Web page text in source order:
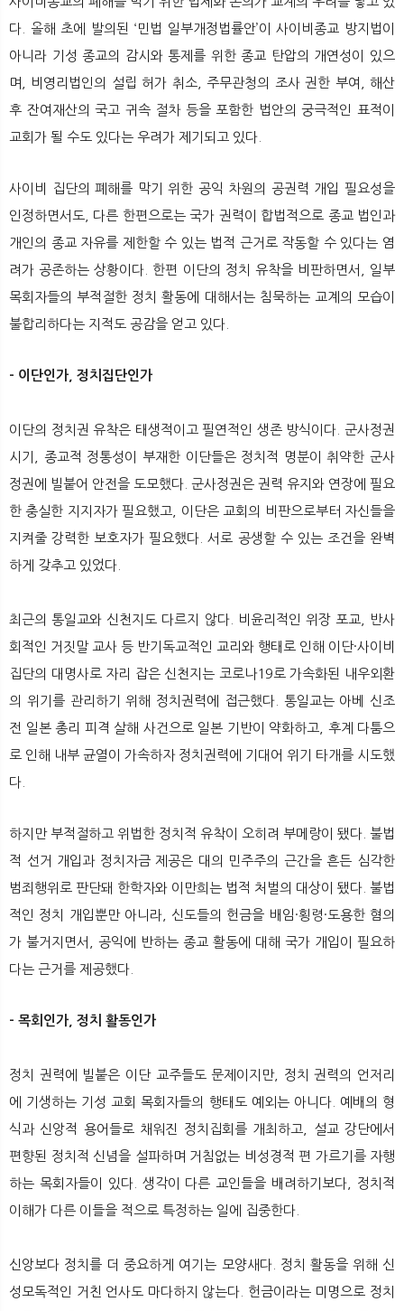
다. 올해 초에 발의된 ‘민법 일부개정법률안’이 사이비종교 방지법이
아니라 기성 종교의 감시와 통제를 위한 종교 탄압의 개연성이 있으
며, 비영리법인의 설립 허가 취소, 주무관청의 조사 권한 부여, 해산
후 잔여재산의 국고 귀속 절차 등을 포함한 법안의 궁극적인 표적이
교회가 될 수도 있다는 우려가 제기되고 있다.
사이비 집단의 폐해를 막기 위한 공익 차원의 공권력 개입 필요성을
인정하면서도, 다른 한편으로는 국가 권력이 합법적으로 종교 법인과
개인의 종교 자유를 제한할 수 있는 법적 근거로 작동할 수 있다는 염
려가 공존하는 상황이다. 한편 이단의 정치 유착을 비판하면서, 일부
목회자들의 부적절한 정치 활동에 대해서는 침묵하는 교계의 모습이
불합리하다는 지적도 공감을 얻고 있다.
- 이단인가, 정치집단인가
이단의 정치권 유착은 태생적이고 필연적인 생존 방식이다. 군사정권
시기, 종교적 정통성이 부재한 이단들은 정치적 명분이 취약한 군사
정권에 빌붙어 안전을 도모했다. 군사정권은 권력 유지와 연장에 필요
한 충실한 지지자가 필요했고, 이단은 교회의 비판으로부터 자신들을
지켜줄 강력한 보호자가 필요했다. 서로 공생할 수 있는 조건을 완벽
하게 갖추고 있었다.
최근의 통일교와 신천지도 다르지 않다. 비윤리적인 위장 포교, 반사
회적인 거짓말 교사 등 반기독교적인 교리와 행태로 인해 이단·사이비
집단의 대명사로 자리 잡은 신천지는 코로나19로 가속화된 내우외환
의 위기를 관리하기 위해 정치권력에 접근했다. 통일교는 아베 신조
전 일본 총리 피격 살해 사건으로 일본 기반이 약화하고, 후계 다툼으
로 인해 내부 균열이 가속하자 정치권력에 기대어 위기 타개를 시도했
다.
하지만 부적절하고 위법한 정치적 유착이 오히려 부메랑이 됐다. 불법
적 선거 개입과 정치자금 제공은 대의 민주주의 근간을 흔든 심각한
범죄행위로 판단돼 한학자와 이만희는 법적 처벌의 대상이 됐다. 불법
적인 정치 개입뿐만 아니라, 신도들의 헌금을 배임·횡령·도용한 혐의
가 불거지면서, 공익에 반하는 종교 활동에 대해 국가 개입이 필요하
다는 근거를 제공했다.
- 목회인가, 정치 활동인가
정치 권력에 빌붙은 이단 교주들도 문제이지만, 정치 권력의 언저리
에 기생하는 기성 교회 목회자들의 행태도 예외는 아니다. 예배의 형
식과 신앙적 용어들로 채워진 정치집회를 개최하고, 설교 강단에서
편향된 정치적 신념을 설파하며 거침없는 비성경적 편 가르기를 자행
하는 목회자들이 있다. 생각이 다른 교인들을 배려하기보다, 정치적
이해가 다른 이들을 적으로 특정하는 일에 집중한다.
신앙보다 정치를 더 중요하게 여기는 모양새다. 정치 활동을 위해 신
성모독적인 거친 언사도 마다하지 않는다. 헌금이라는 미명으로 정치